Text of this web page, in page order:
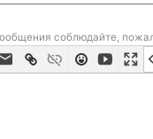
соблюдайте,